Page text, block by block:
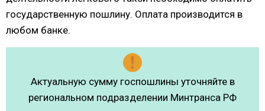
государственную пошлину. Оплата производится в
любом банке.
Актуальную сумму госпошлины уточняйте в
региональном подразделении Минтранса РФ